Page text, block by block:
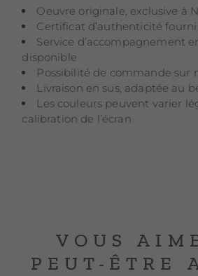
Oeuvre originale, exclusive à
Certificat d’authenticité fourni
Service d’accompagnement
disponible
Possibilité de commande sur
Livraison en sus, adaptée au
Les couleurs peuvent varier
calibration de l’écran
VOUS
PEUT-ÊTRE